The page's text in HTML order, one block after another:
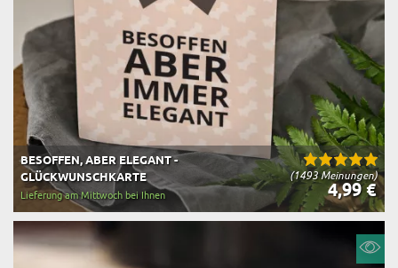
(1493 Meinungen)
BESOFFEN, ABER ELEGANT -
GLÜCKWUNSCHKARTE
4,99 €
Lieferung am Mittwoch bei Ihnen